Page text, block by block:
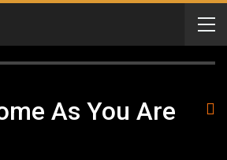
As You Are